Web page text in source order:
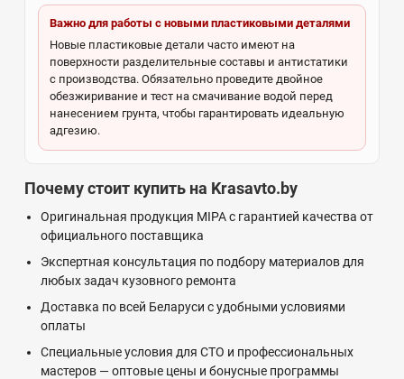
Важно для работы с новыми пластиковыми деталями
Новые пластиковые детали часто имеют на
поверхности разделительные составы и антистатики
с производства. Обязательно проведите двойное
обезжиривание и тест на смачивание водой перед
нанесением грунта, чтобы гарантировать идеальную
адгезию.
Почему стоит купить на Krasavto.by
Оригинальная продукция MIPA с гарантией качества от
официального поставщика
Экспертная консультация по подбору материалов для
любых задач кузовного ремонта
Доставка по всей Беларуси с удобными условиями
оплаты
Специальные условия для СТО и профессиональных
мастеров — оптовые цены и бонусные программы